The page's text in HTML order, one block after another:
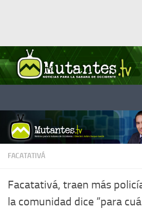
FACATATIVÁ
Facatativá, traen más
la comunidad dice “para